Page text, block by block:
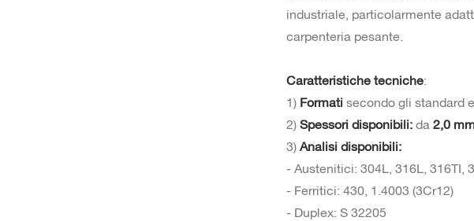
industriale, particolarmente
carpenteria pesante.
Caratteristiche tecniche:
1) Formati secondo gli standard
2) Spessori disponibili: da 2,0
3) Analisi disponibili:
- Austenitici: 304L, 316L, 316TI,
- Ferritici: 430, 1.4003 (3Cr12)
- Duplex: S 32205